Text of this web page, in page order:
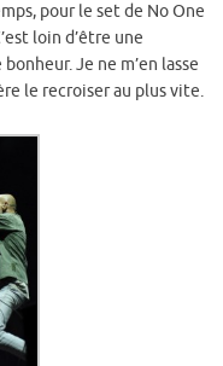
pour le set de No One
loin d’être une
Je ne m’en lasse
le recroiser au plus vite.